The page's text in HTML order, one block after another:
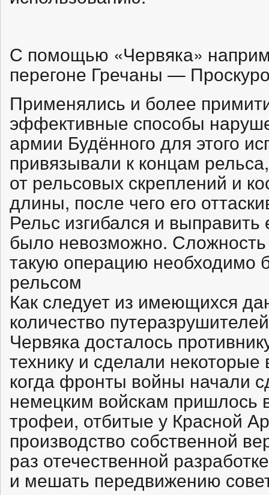
С помощью «Червяка»
перегоне Гречаны —
Применялись и более
эффективные способы
армии Будённого для этого
привязывали к концам
от рельсовых скреплений и
длины, после чего его
Рельс изгибался и выправить
было невозможно. Сложность
такую операцию необходимо
рельсом
Как следует из имеющихся
количество
Червяка досталось
технику и сделали
когда фронты войны начали
немецким войскам пришлось
трофеи, отбитые у Красной
производство собственной
раз отечественной
и мешать передвижению